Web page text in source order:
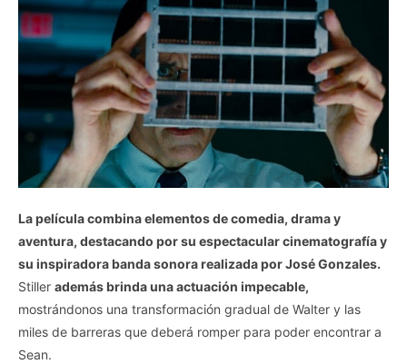
La película combina elementos de comedia, drama y
aventura, destacando por su espectacular cinematografía y
su inspiradora banda sonora realizada por José Gonzales.
Stiller además brinda una actuación impecable,
mostrándonos una transformación gradual de Walter y las
miles de barreras que deberá romper para poder encontrar a
Sean.